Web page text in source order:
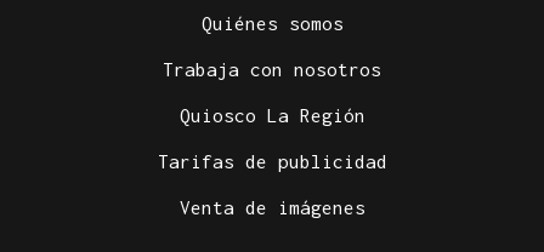
Quiénes somos
Trabaja con nosotros
Quiosco La Región
Tarifas de publicidad
Venta de imágenes